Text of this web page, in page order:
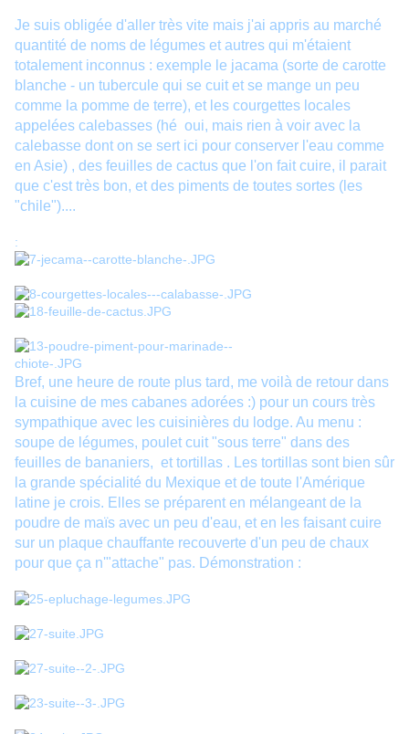
Je suis obligée d'aller très vite mais j'ai appris au marché
quantité de noms de légumes et autres qui m'étaient
totalement inconnus : exemple le jacama (sorte de carotte
blanche - un tubercule qui se cuit et se mange un peu
comme la pomme de terre), et les courgettes locales
appelées calebasses (hé oui, mais rien à voir avec la
calebasse dont on se sert ici pour conserver l'eau comme
en Asie) , des feuilles de cactus que l'on fait cuire, il parait
que c'est très bon, et des piments de toutes sortes (les
"chile")....
:
Bref, une heure de route plus tard, me voilà de retour dans
la cuisine de mes cabanes adorées :) pour un cours très
sympathique avec les cuisinières du lodge. Au menu :
soupe de légumes, poulet cuit "sous terre" dans des
feuilles de bananiers, et tortillas . Les tortillas sont bien sûr
la grande spécialité du Mexique et de toute l'Amérique
latine je crois. Elles se préparent en mélangeant de la
poudre de maïs avec un peu d'eau, et en les faisant cuire
sur un plaque chauffante recouverte d'un peu de chaux
pour que ça n'"attache" pas. Démonstration :